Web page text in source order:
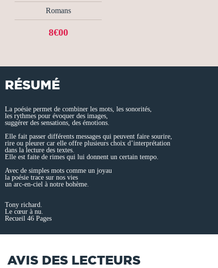
Romans
8€00
RÉSUMÉ
La poésie permet de combiner les mots, les sonorités,
les rythmes pour évoquer des images,
suggérer des sensations, des émotions.
Elle fait passer différents messages qui peuvent faire sourire,
rire ou pleurer car elle offre plusieurs choix d’interprétation
dans la lecture des textes.
Elle est faite de rimes qui lui donnent un certain tempo.
Avec de simples mots comme un joyau
la poésie trace sur nos vies
un arc-en-ciel à notre bohème.
Tony richard.
Le cœur à nu.
Recueil 46 Pages
AVIS DES LECTEURS